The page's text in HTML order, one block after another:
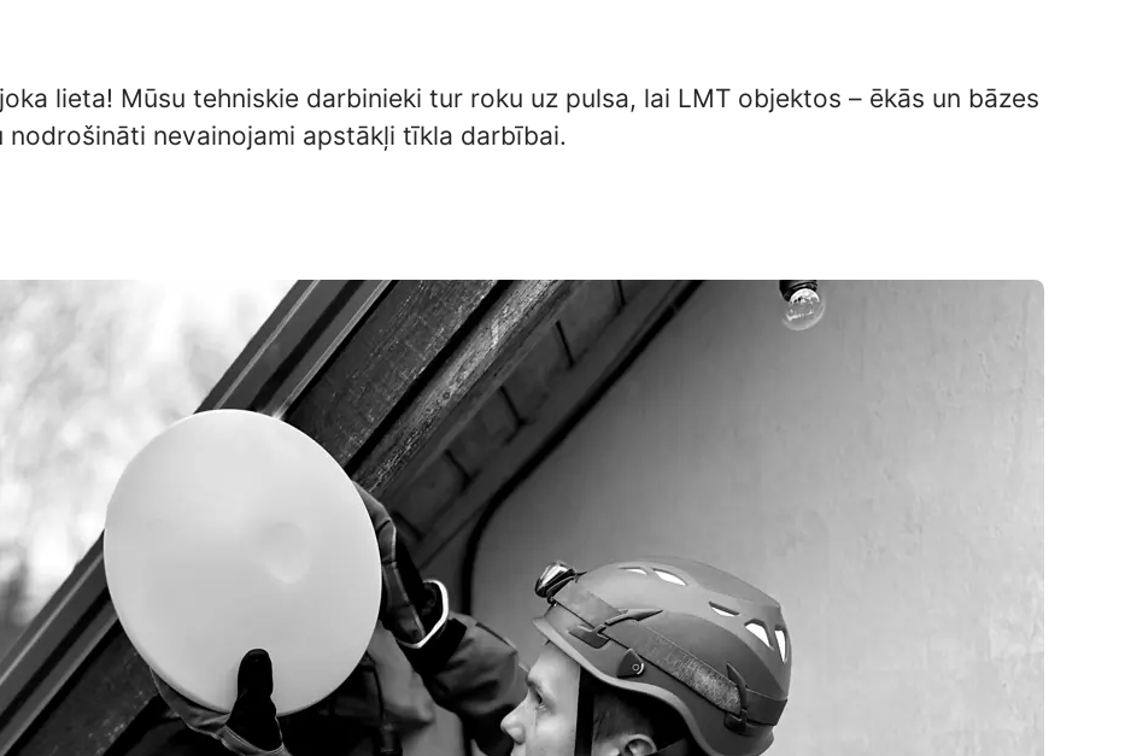
lieta! Mūsu tehniskie darbinieki tur roku uz pulsa, lai LMT objektos – ēkās un bāzes
nodrošināti nevainojami apstākļi tīkla darbībai.